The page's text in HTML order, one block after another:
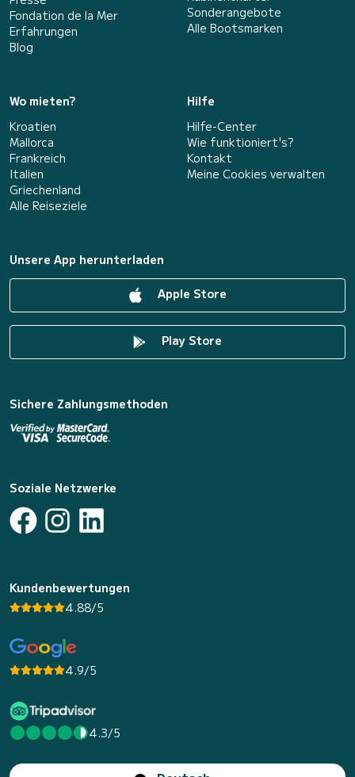
Fondation de la Mer
Erfahrungen
Blog
Sonderangebote
Alle Bootsmarken
Wo mieten?
Kroatien
Mallorca
Frankreich
Italien
Griechenland
Alle Reiseziele
Hilfe
Hilfe-Center
Wie funktioniert's?
Kontakt
Meine Cookies verwalten
Unsere App herunterladen
Apple Store
Play Store
Sichere Zahlungsmethoden
Soziale Netzwerke
Kundenbewertungen
4.88/5
4.9/5
4.3/5